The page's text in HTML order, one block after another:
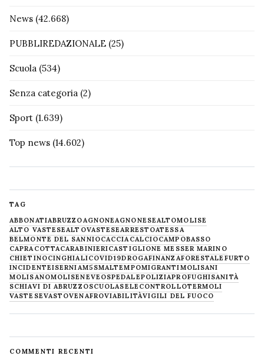
News (42.668)
PUBBLIREDAZIONALE (25)
Scuola (534)
Senza categoria (2)
Sport (1.639)
Top news (14.602)
TAG
ABBONATIABRUZZOAGNONEAGNONESEALTOMOLISE
ALTO VASTESEALTOVASTESEARRESTOATESSA
BELMONTE DEL SANNIOCACCIACALCIOCAMPOBASSO
CAPRACOTTACARABINIERICASTIGLIONE MESSER MARINO
CHIETINOCINGHIALICOVID19DROGAFINANZAFORESTALE FURTO
INCIDENTEISERNIAM5SMALTEMPOMIGRANTIMOLISANI
MOLISANOMOLISENEVE OSPEDALEPOLIZIAPROFUGHISANITÀ
SCHIAVI DI ABRUZZOSCUOLASELECONTROLLOTERMOLI
VASTESEVASTOVENAFROVIABILITÀVIGILI DEL FUOCO
COMMENTI RECENTI